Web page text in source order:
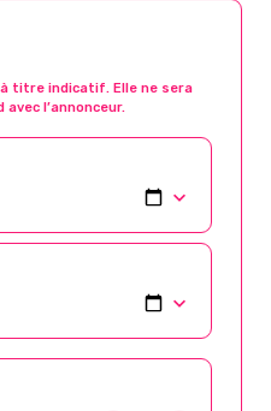
titre indicatif. Elle ne sera
l’annonceur.